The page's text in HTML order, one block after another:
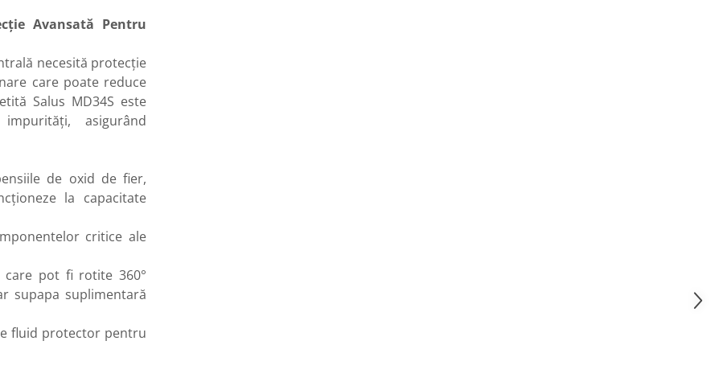
Avansată Pentru
necesită protecție
care poate reduce
Salus MD34S este
asigurând
de oxid de fier,
la capacitate
critice ale
care pot fi rotite 360°
supapa suplimentară
fluid protector pentru